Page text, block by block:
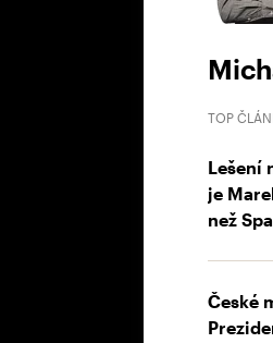
TOP
Lešení
je
než
České